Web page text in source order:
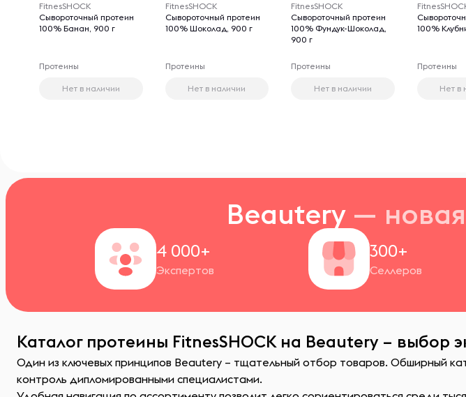
FitnesSHOCK
Сывороточный протеин
100% Банан, 900 г
Протеины
Нет в наличии
FitnesSHOCK
Сывороточный протеин
100% Шоколад, 900 г
Протеины
Нет в наличии
FitnesSHOCK
Сывороточный протеин
100% Фундук-Шоколад,
900 г
Протеины
Нет в наличии
100%
Протеины
Нет в
Beautery — новая
4 000+
Экспертов
300+
Селлеров
Каталог протеины FitnesSHOCK на Beautery – выбор
Один из ключевых принципов Beautery – тщательный отбор товаров. Обширный
контроль дипломированными специалистами.